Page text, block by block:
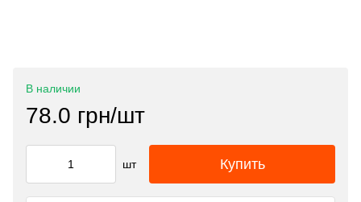
В наличии
78.0 грн/шт
шт Купить